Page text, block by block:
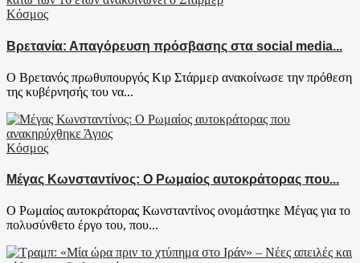
Κόσμος
Βρετανία: Απαγόρευση πρόσβασης στα social media...
Ο Βρετανός πρωθυπουργός Κιρ Στάρμερ ανακοίνωσε την πρόθεση
της κυβέρνησής του να...
Κόσμος
Μέγας Κωνσταντίνος: Ο Ρωμαίος αυτοκράτορας που...
Ο Ρωμαίος αυτοκράτορας Κωνσταντίνος ονομάστηκε Μέγας για το
πολυσύνθετο έργο του, που...